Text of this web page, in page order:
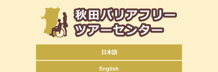
日本語
English